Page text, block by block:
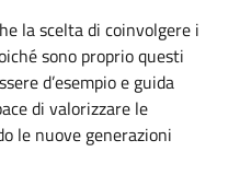
la scelta di coinvolgere i
sono proprio questi
d’esempio e guida
di valorizzare le
le nuove generazioni